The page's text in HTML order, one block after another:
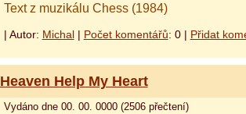
Text z muzikálu Chess (1984)
| Autor: Michal| Počet komentářů: 0 | Přidat
Heaven Help My Heart
Vydáno dne 00. 00. 0000 (2506 přečtení)